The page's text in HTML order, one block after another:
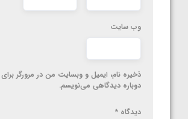
وب‌ سایت
ذخیره نام، ایمیل و وبسایت من در مرورگر
دوباره دیدگاهی می‌نویسم.
دیدگاه *